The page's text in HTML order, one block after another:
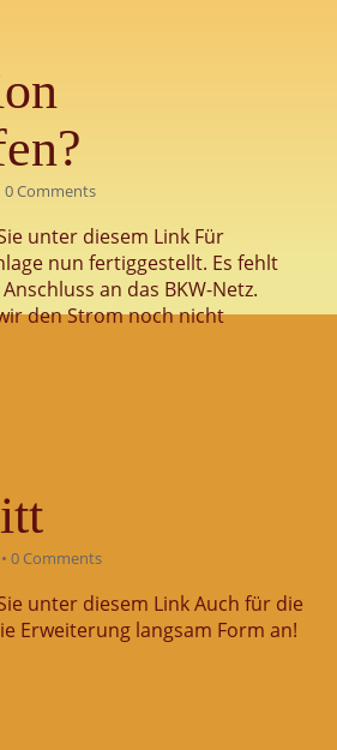
0 Comments
unter diesem Link Für
nun fertiggestellt. Es fehlt
an das BKW-Netz.
den Strom noch nicht
• 0 Comments
unter diesem Link Auch für die
Erweiterung langsam Form an!